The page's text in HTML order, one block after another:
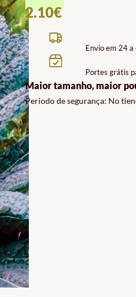
2.10€
Envio em 24 a
Portes grátis
Maior tamanho, maior
Período de segurança: No